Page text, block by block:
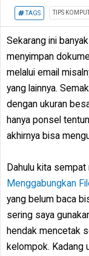
TAGS TIPS
Sekarang ini
menyimpan
melalui email
yang lainnya.
dengan ukuran
hanya ponsel
akhirnya bisa
Dahulu kita
Menggabungkan
yang belum baca
sering saya
hendak mencetak
kelompok. Kadang